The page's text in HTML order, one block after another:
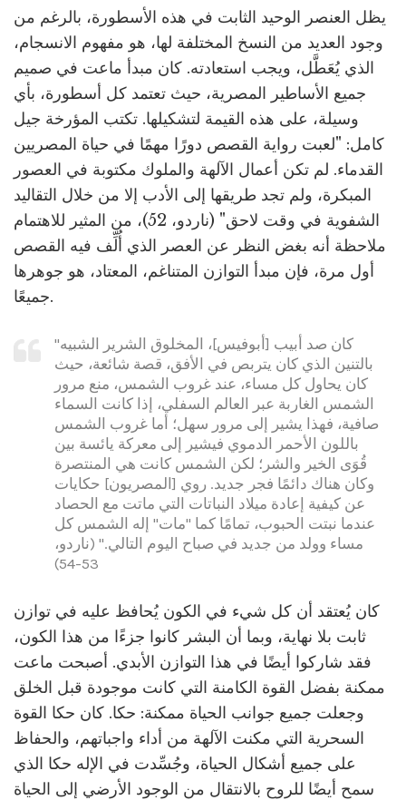
يظل العنصر الوحيد الثابت في هذه الأسطورة، بالرغم من
وجود العديد من النسخ المختلفة لها، هو مفهوم الانسجام،
الذي يُعَطَّل، ويجب استعادته. كان مبدأ ماعت في صميم
جميع الأساطير المصرية، حيث تعتمد كل أسطورة، بأي
وسيلة، على هذه القيمة لتشكيلها. تكتب المؤرخة جيل
كامل: "لعبت رواية القصص دورًا مهمًا في حياة المصريين
القدماء. لم تكن أعمال الآلهة والملوك مكتوبة في العصور
المبكرة، ولم تجد طريقها إلى الأدب إلا من خلال التقاليد
الشفوية في وقت لاحق" (ناردو، 52)، من المثير للاهتمام
ملاحظة أنه بغض النظر عن العصر الذي أُلِّف فيه القصص
أول مرة، فإن مبدأ التوازن المتناغم، المعتاد، هو جوهرها
جميعًا.
"كان صد أبيب [أبوفيس]، المخلوق الشرير الشبيه
بالتنين الذي كان يتربص في الأفق، قصة شائعة، حيث
كان يحاول كل مساء، عند غروب الشمس، منع مرور
الشمس الغاربة عبر العالم السفلي، إذا كانت السماء
صافية، فهذا يشير إلى مرور سهل؛ أما غروب الشمس
باللون الأحمر الدموي فيشير إلى معركة يائسة بين
قُوَى الخير والشر؛ لكن الشمس كانت هي المنتصرة
وكان هناك دائمًا فجر جديد. روي [المصريون] حكايات
عن كيفية إعادة ميلاد النباتات التي ماتت مع الحصاد
عندما نبتت الحبوب، تمامًا كما "مات" إله الشمس كل
مساء وولد من جديد في صباح اليوم التالي." (ناردو،
53-54)
كان يُعتقد أن كل شيء في الكون يُحافظ عليه في توازن
ثابت بلا نهاية، وبما أن البشر كانوا جزءًا من هذا الكون،
فقد شاركوا أيضًا في هذا التوازن الأبدي. أصبحت ماعت
ممكنة بفضل القوة الكامنة التي كانت موجودة قبل الخلق
وجعلت جميع جوانب الحياة ممكنة: حكا. كان حكا القوة
السحرية التي مكنت الآلهة من أداء واجباتهم، والحفاظ
على جميع أشكال الحياة، وجُسِّدت في الإله حكا الذي
سمح أيضًا للروح بالانتقال من الوجود الأرضي إلى الحياة